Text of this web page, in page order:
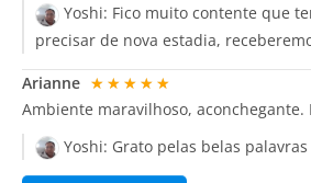
Yoshi: Fico muito contente que
precisar de nova estadia,
Arianne ★★★★★
Ambiente maravilhoso, aconchegante.
Yoshi: Grato pelas belas